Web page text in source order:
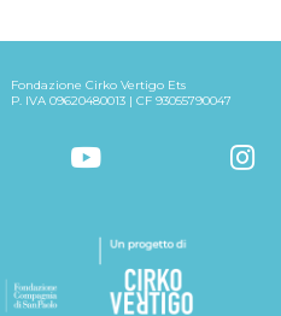
Fondazione Cirko Vertigo Ets
P. IVA 09620480013 | CF 93055790047